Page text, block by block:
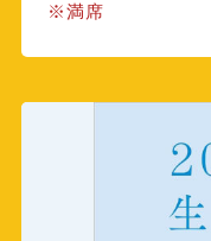
※満席